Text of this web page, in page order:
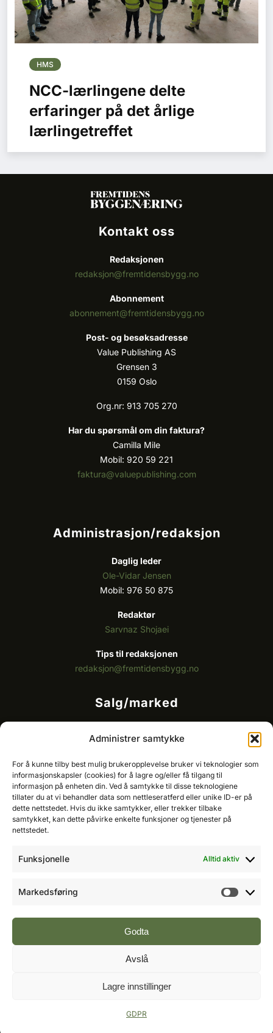
Administrer samtykke
For å kunne tilby best mulig brukeropplevelse bruker vi teknologier som
informasjonskapsler (cookies) for å lagre og/eller få tilgang til
informasjon på enheten din. Ved å samtykke til disse teknologiene
tillater du at vi behandler data som nettleseratferd eller unike ID-er på
dette nettstedet. Hvis du ikke samtykker, eller trekker tilbake
samtykket, kan dette påvirke enkelte funksjoner og tjenester på
nettstedet.
Funksjonelle Alltid aktiv
Markedsføring
Godta
Avslå
Lagre innstillinger
GDPR
HMS
NCC-lærlingene delte
erfaringer på det årlige
lærlingetreffet
Kontakt oss
Redaksjonen
redaksjon@fremtidensbygg.no
Abonnement
abonnement@fremtidensbygg.no
Post- og besøksadresse
Value Publishing AS
Grensen 3
0159 Oslo
Org.nr: 913 705 270
Har du spørsmål om din faktura?
Camilla Mile
Mobil: 920 59 221
faktura@valuepublishing.com
Administrasjon/redaksjon
Daglig leder
Ole-Vidar Jensen
Mobil: 976 50 875
Redaktør
Sarvnaz Shojaei
Tips til redaksjonen
redaksjon@fremtidensbygg.no
Salg/marked
Ole-Vidar Jensen
Mobil: 976 50 875
E-post:ole@fremtidensbygg.no
Key account manager
Cristian Fatah
god presseskikk.
Reserved.